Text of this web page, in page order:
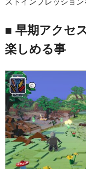
■ 早期アクセ
楽しめる事